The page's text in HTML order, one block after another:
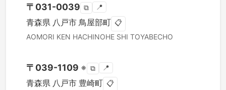
〒 031-0039 ⧉ 📍
青森県 八戸市 鳥屋部町 📋
AOMORI KEN HACHINOHE SHI TOYABECHO
〒 039-1109 ※ ⧉ 📍
青森県 八戸市 豊崎町 📋